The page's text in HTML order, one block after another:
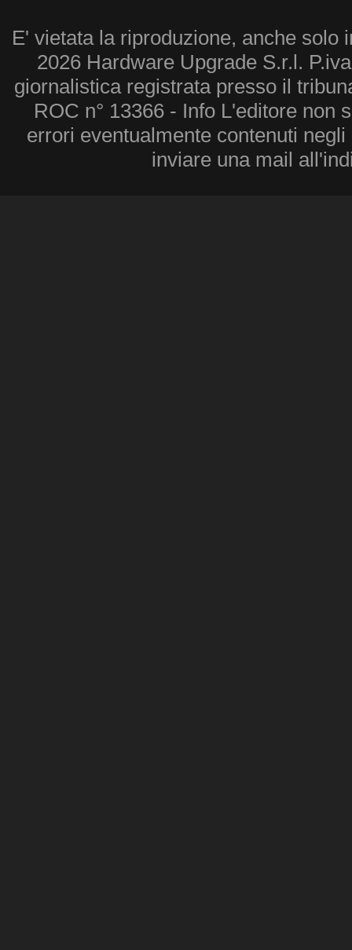
E' vietata la riproduzione, anche solo
2026 Hardware Upgrade S.r.l.
giornalistica registrata presso il
ROC n° 13366 - Info L'editore non
errori eventualmente contenuti
inviare una mail